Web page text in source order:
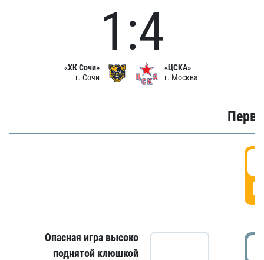
«ХК Сочи»
г. Сочи
1:4
«ЦСКА»
г. Москва
Опасная игра высоко
поднятой клюшкой